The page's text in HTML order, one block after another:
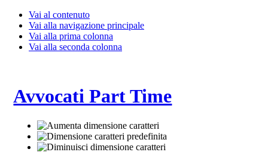
Vai al contenuto
Vai alla navigazione principale
Vai alla prima colonna
Vai alla seconda colonna
Avvocati Part Time